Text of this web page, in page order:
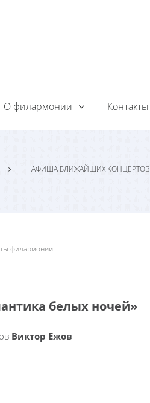
О филармонии Контакты
АФИША БЛИЖАЙШИХ КОНЦЕРТОВ
филармонии
белых ночей»
Виктор Ежов